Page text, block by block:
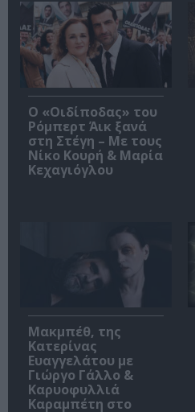
O «Οιδίποδας» του
Ρόμπερτ Άικ ξανά
στη Στέγη – Με τους
Νίκο Κουρή & Μαρία
Κεχαγιόγλου
Μακμπέθ, της
Κατερίνας
Ευαγγελάτου με
Γιώργο Γάλλο &
Καρυοφυλλιά
Καραμπέτη στο